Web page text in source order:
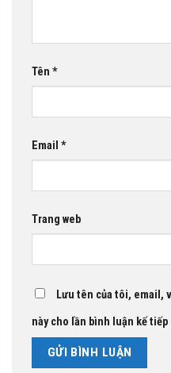
Tên *
Email *
Trang web
Lưu tên của tôi, email,
này cho lần bình luận kế tiếp